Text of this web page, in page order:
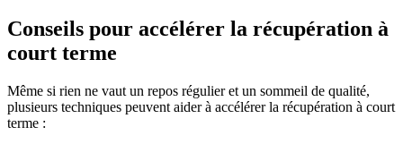
Conseils pour accélérer la récupération à
court terme
Même si rien ne vaut un repos régulier et un sommeil de qualité,
plusieurs techniques peuvent aider à accélérer la récupération à court
terme :